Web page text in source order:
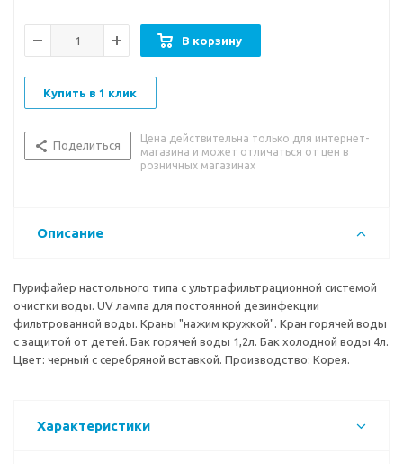
В корзину
Купить в 1 клик
Поделиться
Цена действительна только для интернет-
магазина и может отличаться от цен в
розничных магазинах
Описание
Пурифайер настольного типа с ультрафильтрационной системой
очистки воды. UV лампа для постоянной дезинфекции
фильтрованной воды. Краны "нажим кружкой". Кран горячей воды
с защитой от детей. Бак горячей воды 1,2л. Бак холодной воды 4л.
Цвет: черный с серебряной вставкой. Производство: Корея.
Характеристики